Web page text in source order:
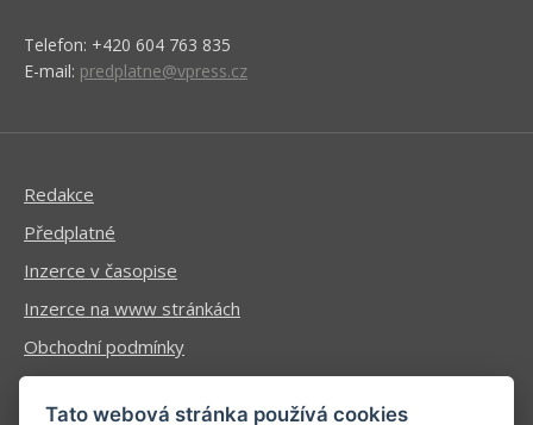
Telefon: +420 604 763 835
E-mail: predplatne@vpress.cz
Redakce
Předplatné
Inzerce v časopise
Inzerce na www stránkách
Obchodní podmínky
Ochrana osobních údajů
Tato webová stránka používá cookies